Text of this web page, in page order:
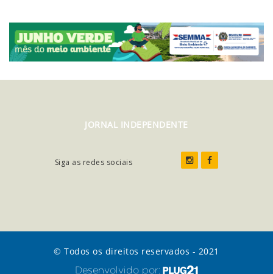
JORNAL INDEPENDENTE
Siga as redes sociais
© Todos os direitos reservados - 2021